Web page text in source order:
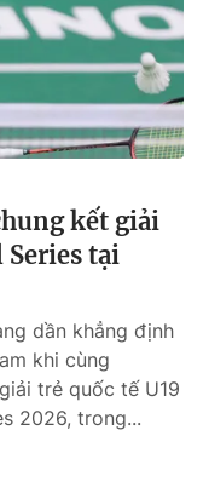
có sự chấp
khi phát hành lại
kết giải
tại
dần khẳng định
khi cùng
trẻ quốc tế U19
2026, trong...